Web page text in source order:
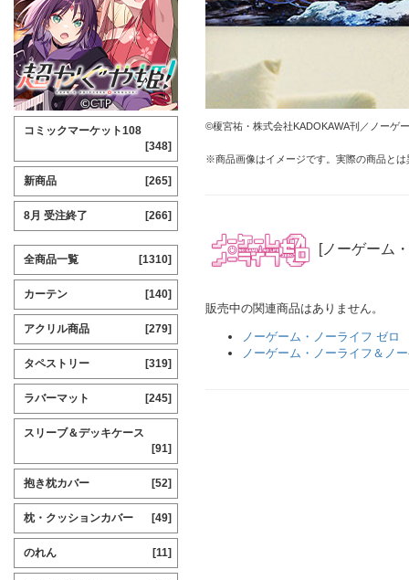
©榎宮祐・株式会社KADOKAWA刊／ノーゲ
※商品画像はイメージです。実際の商品と
[ノーゲーム
販売中の関連商品はありません。
ノーゲーム・ノーライフ ゼロ
ノーゲーム・ノーライフ＆ノ
コミックマーケット108
[348]
新商品 [265]
8月 受注終了 [266]
全商品一覧 [1310]
カーテン [140]
アクリル商品 [279]
タペストリー [319]
ラバーマット [245]
スリーブ＆デッキケース
[91]
抱き枕カバー [52]
枕・クッションカバー [49]
のれん [11]